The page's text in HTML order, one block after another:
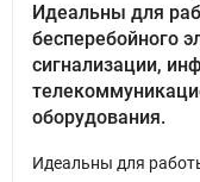
Идеальны для
бесперебойного
сигнализации,
оборудования.
Идеальны для